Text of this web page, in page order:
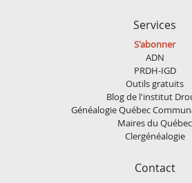
Services
S'abonner
ADN
PRDH-IGD
Outils gratuits
Blog de l'institut
Généalogie Québec
Maires du Québec
Clergénéalogie
Contact